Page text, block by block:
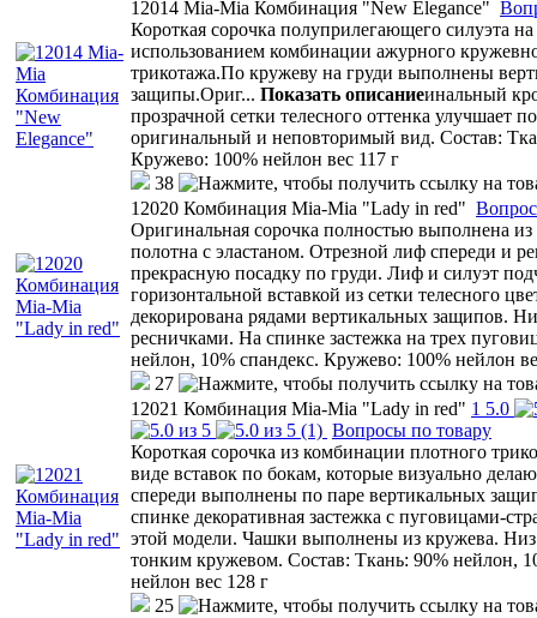
12014 Mia-Mia Комбинация "New Elegance"
Короткая сорочка полуприлегающего силуэта
использованием комбинации ажурного
трикотажа.По кружеву на груди выполнены
защипы.Ориг... Показать описаниеинальный
прозрачной сетки телесного оттенка улучшает
оригинальный и неповторимый вид. Состав:
Кружево: 100% нейлон вес 117 г
38
12020 Комбинация Mia-Mia "Lady in red"
Оригинальная сорочка полностью выполнена
полотна с эластаном. Отрезной лиф спереди и
прекрасную посадку по груди. Лиф и силуэт
горизонтальной вставкой из сетки телесного
декорирована рядами вертикальных защипов.
ресничками. На спинке застежка на трех
нейлон, 10% спандекс. Кружево: 100% нейлон
27
12021 Комбинация Mia-Mia "Lady in red" 1 5.0
(1) Вопросы по товару
Короткая сорочка из комбинации плотного
виде вставок по бокам, которые визуально
спереди выполнены по паре вертикальных
спинке декоративная застежка с пуговицами-
этой модели. Чашки выполнены из кружева.
тонким кружевом. Состав: Ткань: 90% нейлон,
нейлон вес 128 г
25